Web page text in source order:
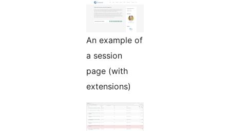
An example of
a session
page (with
extensions)